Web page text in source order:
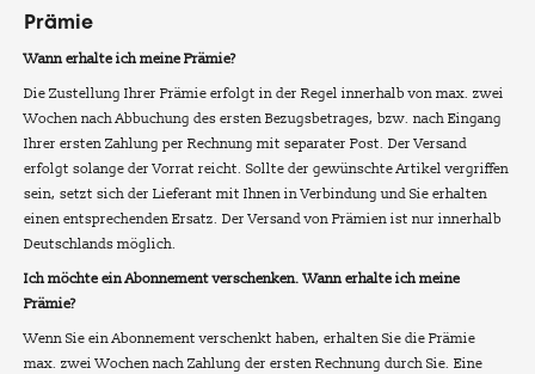
Prämie
Wann erhalte ich meine Prämie?
Die Zustellung Ihrer Prämie erfolgt in der Regel innerhalb von max. zwei
Wochen nach Abbuchung des ersten Bezugsbetrages, bzw. nach Eingang
Ihrer ersten Zahlung per Rechnung mit separater Post. Der Versand
erfolgt solange der Vorrat reicht. Sollte der gewünschte Artikel vergriffen
sein, setzt sich der Lieferant mit Ihnen in Verbindung und Sie erhalten
einen entsprechenden Ersatz. Der Versand von Prämien ist nur innerhalb
Deutschlands möglich.
Ich möchte ein Abonnement verschenken. Wann erhalte ich meine
Prämie?
Wenn Sie ein Abonnement verschenkt haben, erhalten Sie die Prämie
max. zwei Wochen nach Zahlung der ersten Rechnung durch Sie. Eine